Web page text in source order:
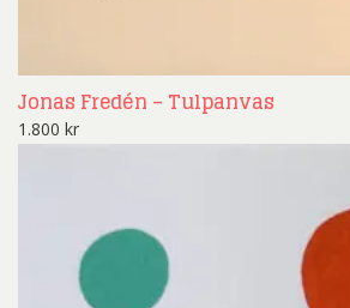
Jonas Fredén – Tulpanvas
1.800 kr